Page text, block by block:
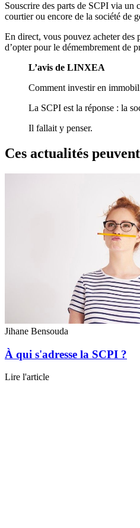
Souscrire des parts de SCPI via un
courtier ou encore de la société de
En direct, vous pouvez acheter des
d’opter pour le démembrement de
L’avis de LINXEA
Comment investir en
La SCPI est la réponse : la
Il fallait y penser.
Ces actualités
Jihane Bensouda
À qui s'adresse la SCPI ?
Lire l'article